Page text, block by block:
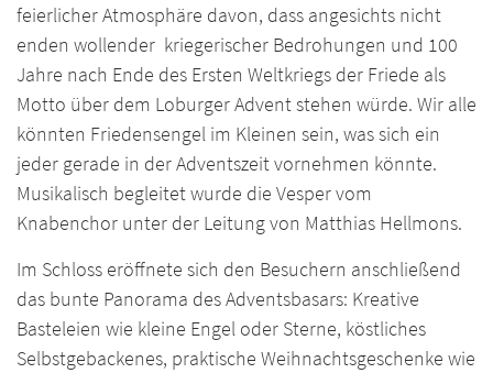
feierlicher Atmosphäre davon, dass angesichts nicht
enden wollender kriegerischer Bedrohungen und 100
Jahre nach Ende des Ersten Weltkriegs der Friede als
Motto über dem Loburger Advent stehen würde. Wir alle
könnten Friedensengel im Kleinen sein, was sich ein
jeder gerade in der Adventszeit vornehmen könnte.
Musikalisch begleitet wurde die Vesper vom
Knabenchor unter der Leitung von Matthias Hellmons.
Im Schloss eröffnete sich den Besuchern anschließend
das bunte Panorama des Adventsbasars: Kreative
Basteleien wie kleine Engel oder Sterne, köstliches
Selbstgebackenes, praktische Weihnachtsgeschenke wie